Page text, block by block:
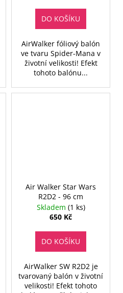
DO KOŠÍKU
AirWalker fóliový balón
ve tvaru Spider-Mana v
životní velikosti! Efekt
tohoto balónu...
Air Walker Star Wars
R2D2 - 96 cm
Skladem (1 ks)
650 Kč
DO KOŠÍKU
AirWalker SW R2D2 je
tvarovaný balón v životní
velikosti! Efekt tohoto